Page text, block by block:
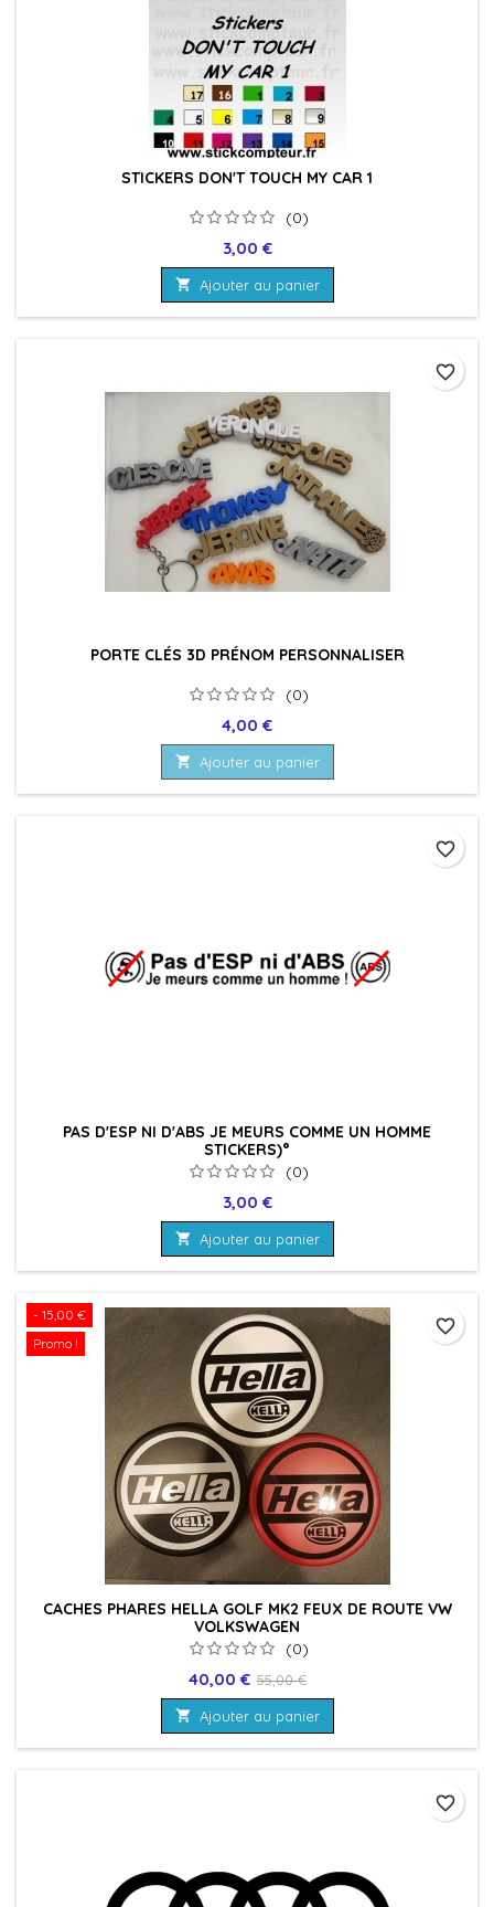
STICKERS DON'T TOUCH MY CAR 1
(0)
Prix
3,00 €
 Ajouter au panier
PORTE CLÉS 3D PRÉNOM PERSONNALISER
(0)
Prix
4,00 €
 Ajouter au panier
favorite_border
PAS D'ESP NI D'ABS JE MEURS COMME UN HOMME
STICKERS)°
(0)
Prix
3,00 €
 Ajouter au panier
favorite_border
- 15,00 €
Promo !
CACHES PHARES HELLA GOLF MK2 FEUX DE ROUTE VW
VOLKSWAGEN
(0)
Prix
40,00 € Prix
de
base
55,00 €
 Ajouter au panier
favorite_border
favorite_border